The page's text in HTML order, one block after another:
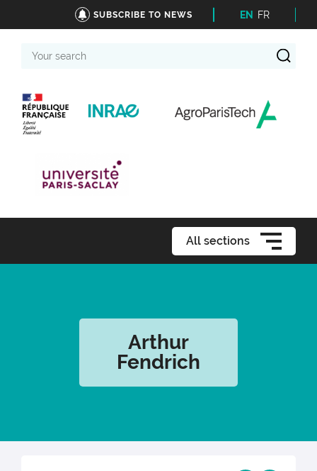
SUBSCRIBE TO NEWS EN FR
search
All sections
Arthur
Fendrich